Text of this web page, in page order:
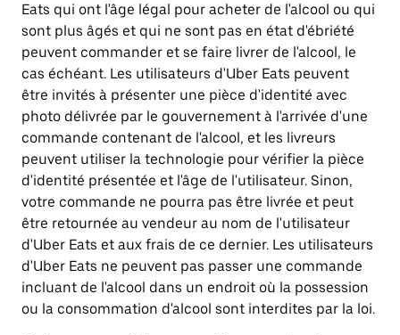
Eats qui ont l'âge légal pour acheter de l'alcool ou qui
sont plus âgés et qui ne sont pas en état d'ébriété
peuvent commander et se faire livrer de l'alcool, le
cas échéant. Les utilisateurs d'Uber Eats peuvent
être invités à présenter une pièce d'identité avec
photo délivrée par le gouvernement à l'arrivée d'une
commande contenant de l'alcool, et les livreurs
peuvent utiliser la technologie pour vérifier la pièce
d'identité présentée et l'âge de l'utilisateur. Sinon,
votre commande ne pourra pas être livrée et peut
être retournée au vendeur au nom de l'utilisateur
d'Uber Eats et aux frais de ce dernier. Les utilisateurs
d'Uber Eats ne peuvent pas passer une commande
incluant de l'alcool dans un endroit où la possession
ou la consommation d'alcool sont interdites par la loi.